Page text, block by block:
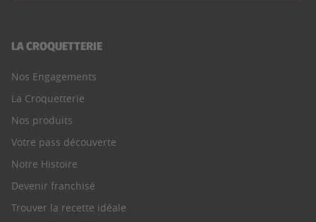
LA CROQUETTERIE
Nos Engagements
La Croquetterie
Nos produits
Votre pass découverte
Notre Histoire
Devenir franchisé
Trouver la recette idéale